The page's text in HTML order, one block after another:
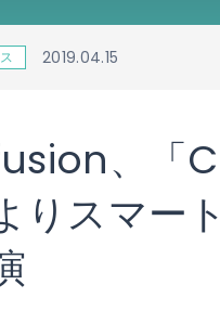
2019.04.15
、「
りスマー